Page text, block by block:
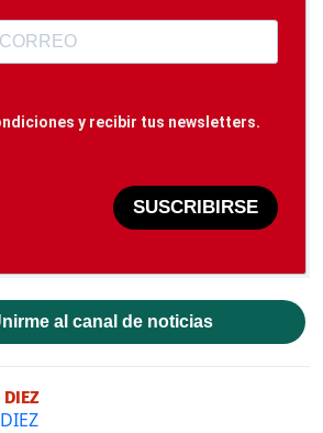
y recibir tus newsletters.
SUSCRIBIRSE
al canal de noticias
DIEZ